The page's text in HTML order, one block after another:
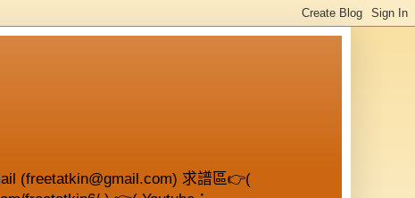
(freetatkin@gmail.com) 求譜區👉(